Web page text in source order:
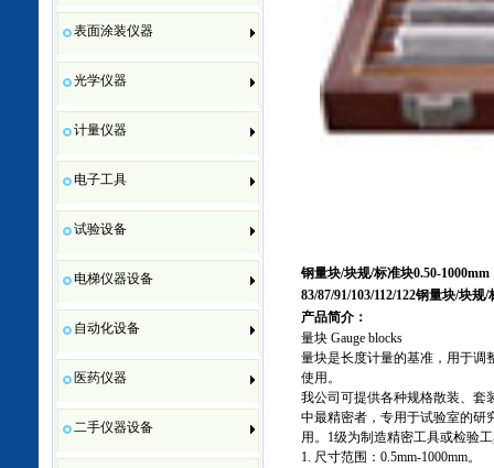
表面涂装仪器
光学仪器
计量仪器
电子工具
试验设备
电梯仪器设备
自动化设备
医药仪器
二手仪器设备
钢量块/块规/标准块0.50-1000mm
83/87/91/103/112/122钢量块/块规/
产品简介：
量块 Gauge blocks
量块是长度计量的基准，用于调
使用。
我公司可提供各种规格散装、套
中最精密者，专用于试验室的研
用。1级为制造精密工具或检验
1. 尺寸范围：0.5mm-1000mm。